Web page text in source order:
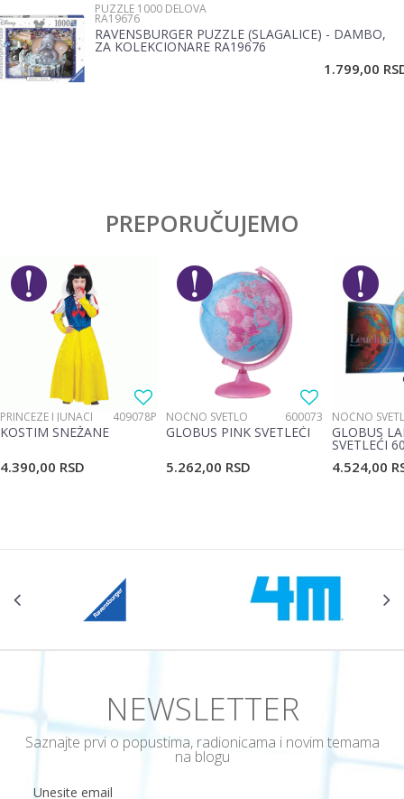
POŠALJI
PUZZLE 1000 DELOVA
RA19676
RAVENSBURGER PUZZLE (SLAGALICE) - DAMBO,
ZA KOLEKCIONARE RA19676
1.799,00
PREPORUČUJEMO
PRINCEZE I JUNACI 409078P
KOSTIM SNEŽANE
4.390,00 RSD
NOĆNO SVETLO 600073
GLOBUS PINK SVETLEĆI
5.262,00 RSD
NOĆNO
GLOBUS
SVETLEĆI
4.524,00
NEWSLETTER
Saznajte prvi o popustima, radionicama i novim temama
na blogu